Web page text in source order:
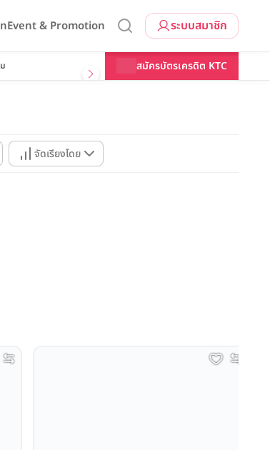
ระบบสมาชิก
Event & Promotion
สมัครบัตรเครดิต KTC
จัดเรียงโดย